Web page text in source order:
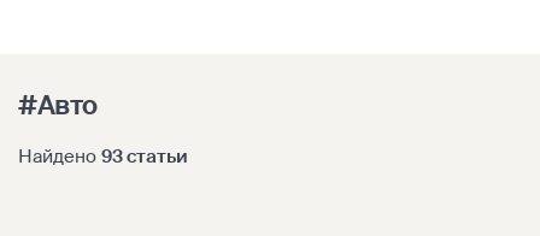
#Авто
Найдено 93 статьи